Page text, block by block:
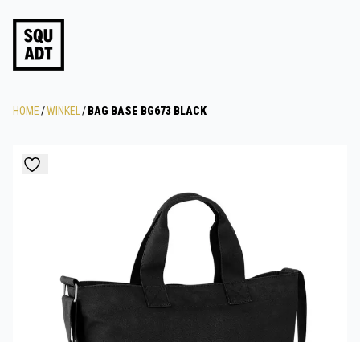
HOME/WINKEL / BAG BASE BG673 BLACK